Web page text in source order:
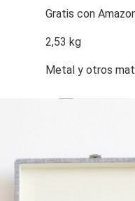
Gratis con
2,53 kg
Metal y otros